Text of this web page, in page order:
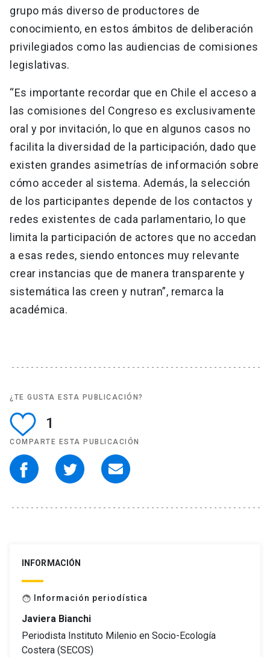
grupo más diverso de productores de
conocimiento, en estos ámbitos de deliberación
privilegiados como las audiencias de comisiones
legislativas.
“Es importante recordar que en Chile el acceso a
las comisiones del Congreso es exclusivamente
oral y por invitación, lo que en algunos casos no
facilita la diversidad de la participación, dado que
existen grandes asimetrías de información sobre
cómo acceder al sistema. Además, la selección
de los participantes depende de los contactos y
redes existentes de cada parlamentario, lo que
limita la participación de actores que no accedan
a esas redes, siendo entonces muy relevante
crear instancias que de manera transparente y
sistemática las creen y nutran”, remarca la
académica.
¿TE GUSTA ESTA PUBLICACIÓN?
1
COMPARTE ESTA PUBLICACIÓN
INFORMACIÓN
face Información periodística
Javiera Bianchi
Periodista Instituto Milenio en Socio-Ecología
Costera (SECOS)